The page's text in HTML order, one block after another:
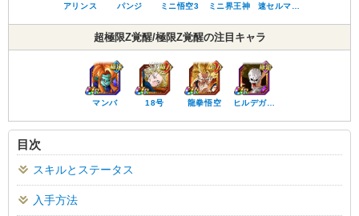
アリンス パンジ ミニ悟空3 ミニ界王神 速セルマ…
超極限Z覚醒/極限Z覚醒の注目キャラ
マンバ 18号 龍拳悟空 ヒルデガ…
目次
スキルとステータス
入手方法